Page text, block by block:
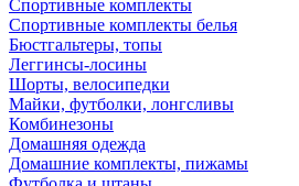
Спортивные комплекты
Спортивные комплекты белья
Бюстгальтеры, топы
Леггинсы-лосины
Шорты, велосипедки
Майки, футболки, лонгсливы
Комбинезоны
Домашняя одежда
Домашние комплекты, пижамы